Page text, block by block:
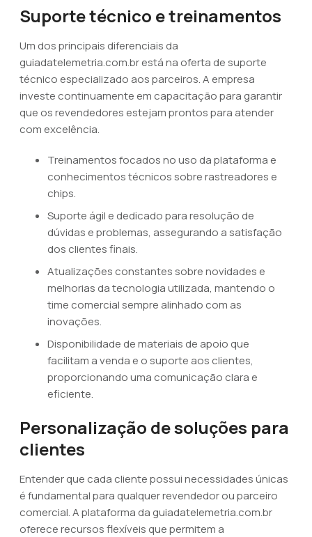
Suporte técnico e treinamentos
Um dos principais diferenciais da
guiadatelemetria.com.br está na oferta de suporte
técnico especializado aos parceiros. A empresa
investe continuamente em capacitação para garantir
que os revendedores estejam prontos para atender
com excelência.
Treinamentos focados no uso da plataforma e
conhecimentos técnicos sobre rastreadores e
chips.
Suporte ágil e dedicado para resolução de
dúvidas e problemas, assegurando a satisfação
dos clientes finais.
Atualizações constantes sobre novidades e
melhorias da tecnologia utilizada, mantendo o
time comercial sempre alinhado com as
inovações.
Disponibilidade de materiais de apoio que
facilitam a venda e o suporte aos clientes,
proporcionando uma comunicação clara e
eficiente.
Personalização de soluções para
clientes
Entender que cada cliente possui necessidades únicas
é fundamental para qualquer revendedor ou parceiro
comercial. A plataforma da guiadatelemetria.com.br
oferece recursos flexíveis que permitem a